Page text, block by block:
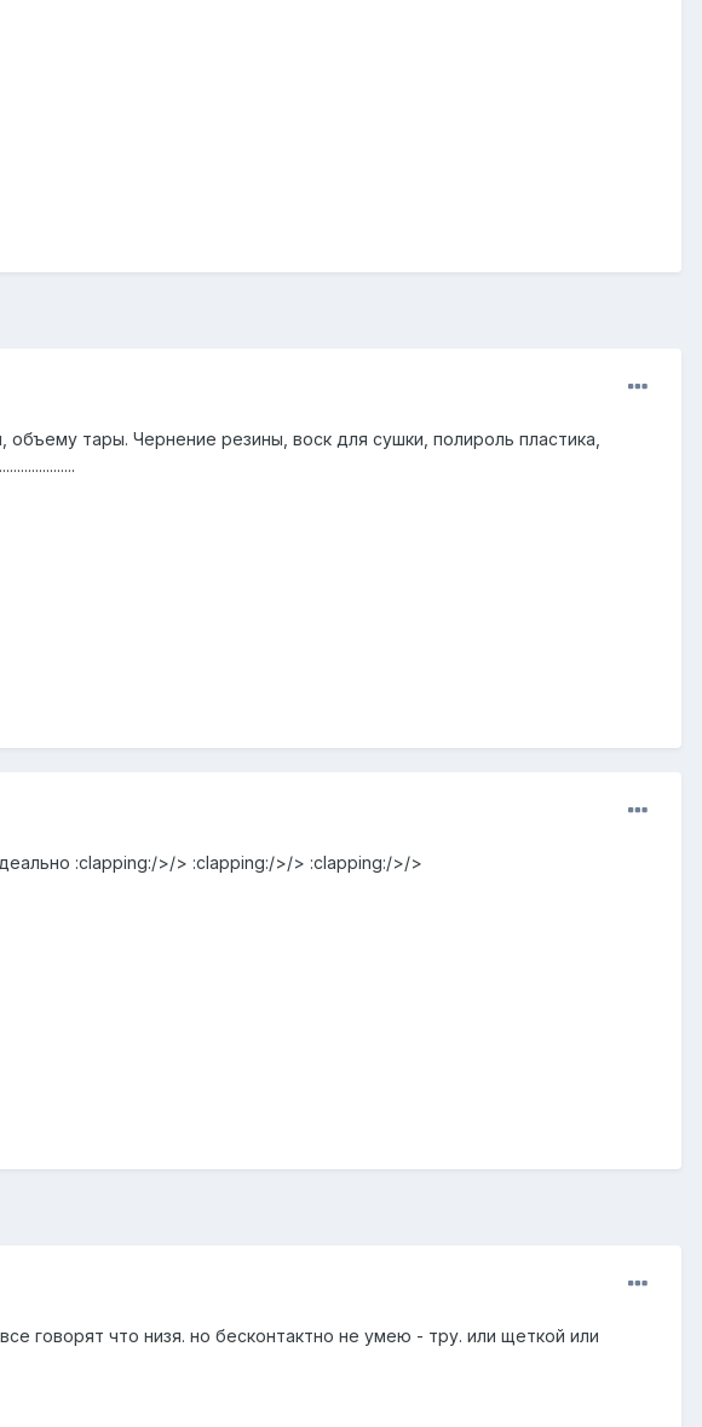
тары. Чернение резины, воск для сушки, полироль пластика,
:clapping:/>/> :clapping:/>/> :clapping:/>/>
говорят что низя. но бесконтактно не умею - тру. или щеткой или